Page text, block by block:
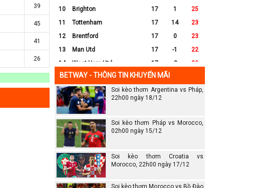
39
45
41
26
10
Brighton 17 1
25
11
Tottenham 17 14
23
12
Brentford 17 0
23
13
Man Utd 17 -1
22
14
West Ham Utd 17 -8
20
15
Everton 17
16
Crystal Palace 17 -8
16
17
Leicester City
18
Ipswich
19
Wolves 17
20
Southampton
BETWAY - THÔNG TIN KHUYẾN MÃI
Soi kèo thơm Argentina vs Pháp,
22h00 ngày 18/12
Soi kèo thơm Pháp vs Morocco,
02h00 ngày 15/12
Soi kèo thơm Croatia vs
Morocco, 22h00 ngày 17/12
Soi kèo thơm Morocco vs Bồ Đào